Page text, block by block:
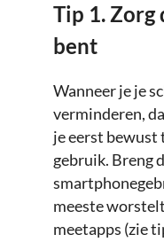
Tip 1. Zorg
bent
Wanneer je je
verminderen,
je eerst bewust
gebruik. Breng
meeste
meetapps (zie